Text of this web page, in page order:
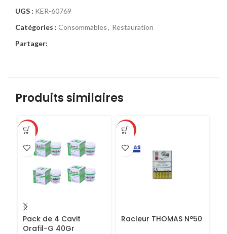
UGS : KER-60769
Catégories : Consommables, Restauration
Partager:
Produits similaires
-63%
Pack de 4 Cavit
Orafil-G 40Gr
-33%
Racleur THOMAS N°50